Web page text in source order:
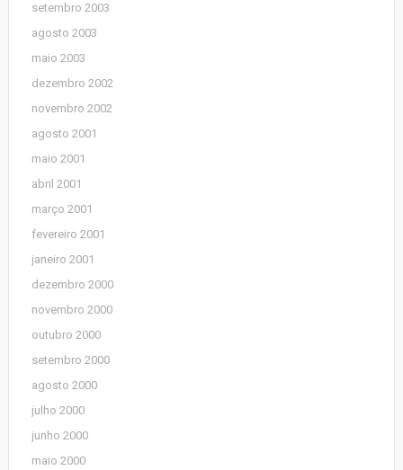
setembro 2003
agosto 2003
maio 2003
dezembro 2002
novembro 2002
agosto 2001
maio 2001
abril 2001
março 2001
fevereiro 2001
janeiro 2001
dezembro 2000
novembro 2000
outubro 2000
setembro 2000
agosto 2000
julho 2000
junho 2000
maio 2000